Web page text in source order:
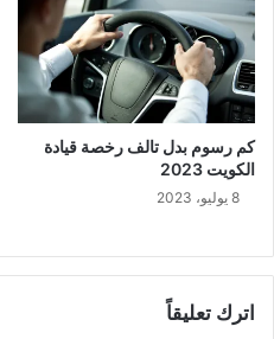
كم رسوم بدل تالف رخصة قيادة
الكويت 2023
8 يوليو، 2023
اترك تعليقاً